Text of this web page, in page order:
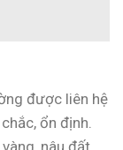
được liên hệ
ổn định.